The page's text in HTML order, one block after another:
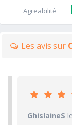
Agreabilité
Les avis sur
GhislaineS